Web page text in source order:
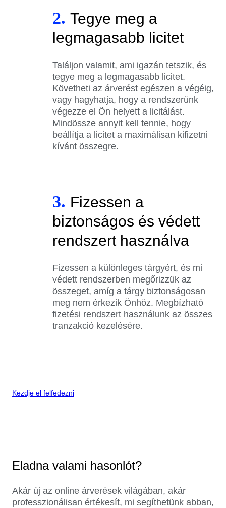
2. Tegye meg a
legmagasabb licitet
Találjon valamit, ami igazán tetszik, és
tegye meg a legmagasabb licitet.
Követheti az árverést egészen a végéig,
vagy hagyhatja, hogy a rendszerünk
végezze el Ön helyett a licitálást.
Mindössze annyit kell tennie, hogy
beállítja a licitet a maximálisan kifizetni
kívánt összegre.
3. Fizessen a
biztonságos és védett
rendszert használva
Fizessen a különleges tárgyért, és mi
védett rendszerben megőrizzük az
összeget, amíg a tárgy biztonságosan
meg nem érkezik Önhöz. Megbízható
fizetési rendszert használunk az összes
tranzakció kezelésére.
Kezdje el felfedezni
Eladna valami hasonlót?
Akár új az online árverések világában, akár
professzionálisan értékesít, mi segíthetünk abban,